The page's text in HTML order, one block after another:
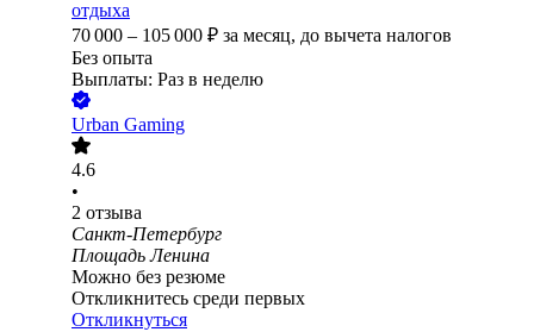
отдыха
70 000 – 105 000 ₽ за месяц, до вычета налогов
Без опыта
Выплаты: Раз в неделю
Urban Gaming
4.6
•
2 отзыва
Санкт-Петербург
Площадь Ленина
Можно без резюме
Откликнитесь среди первых
Откликнуться